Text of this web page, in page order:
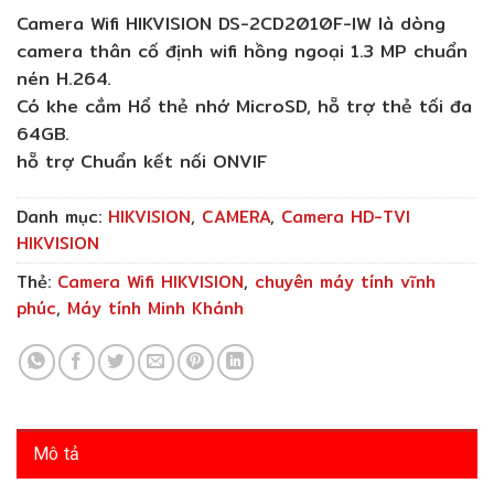
Camera Wifi HIKVISION DS-2CD2010F-IW là dòng
camera thân cố định wifi hồng ngoại 1.3 MP chuẩn
nén H.264.
Có khe cắm Hổ thẻ nhớ MicroSD, hỗ trợ thẻ tối đa
64GB.
hỗ trợ Chuẩn kết nối ONVIF
Danh mục: HIKVISION, CAMERA, Camera HD-TVI
HIKVISION
Thẻ: Camera Wifi HIKVISION, chuyên máy tính vĩnh
phúc, Máy tính Minh Khánh
Mô tả